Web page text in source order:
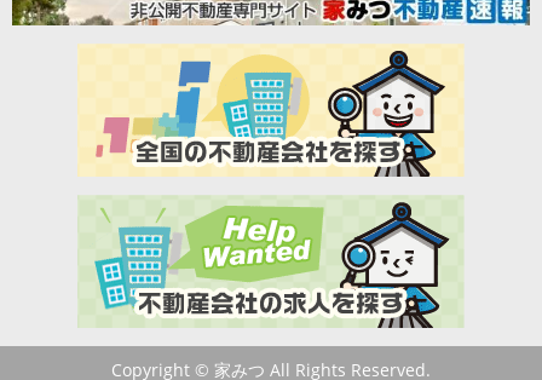
Copyright © 家みつ All Rights Reserved.